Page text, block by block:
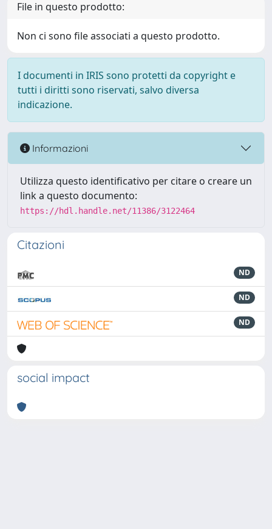
File in questo prodotto:
Non ci sono file associati a questo prodotto.
I documenti in IRIS sono protetti da copyright e
tutti i diritti sono riservati, salvo diversa
indicazione.
Informazioni
Utilizza questo identificativo per citare o creare un
link a questo documento:
https://hdl.handle.net/11386/3122464
Citazioni
ND
ND
ND
social impact